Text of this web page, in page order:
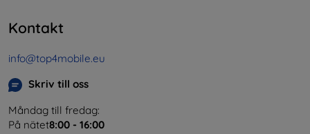
Kontakt
info@top4mobile.eu
Skriv till oss
Måndag till fredag:
På nätet8:00 - 16:00